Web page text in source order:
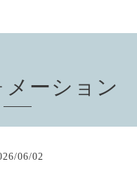
メーション
/06/02